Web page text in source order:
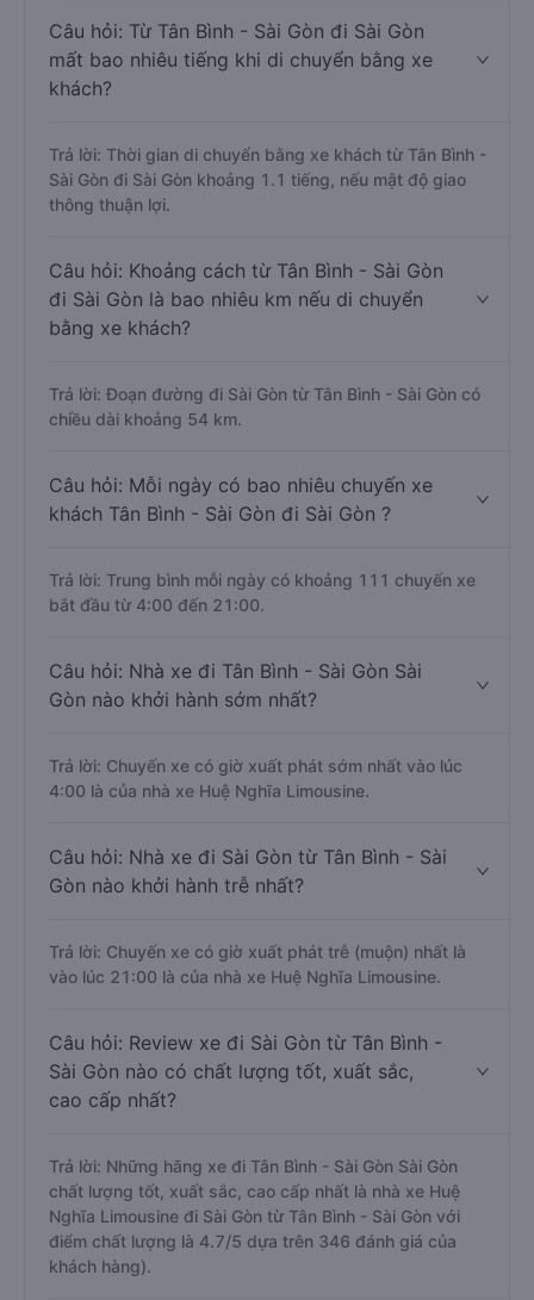
Câu hỏi: Từ Tân Bình - Sài Gòn đi Sài Gòn
mất bao nhiêu tiếng khi di chuyển bằng xe
khách?
Trả lời: Thời gian di chuyển bằng xe khách từ Tân Bình -
Sài Gòn đi Sài Gòn khoảng 1.1 tiếng, nếu mật độ giao
thông thuận lợi.
Câu hỏi: Khoảng cách từ Tân Bình - Sài Gòn
đi Sài Gòn là bao nhiêu km nếu di chuyển
bằng xe khách?
Trả lời: Đoạn đường đi Sài Gòn từ Tân Bình - Sài Gòn có
chiều dài khoảng 54 km.
Câu hỏi: Mỗi ngày có bao nhiêu chuyến xe
khách Tân Bình - Sài Gòn đi Sài Gòn ?
Trả lời: Trung bình mỗi ngày có khoảng 111 chuyến xe
bắt đầu từ 4:00 đến 21:00.
Câu hỏi: Nhà xe đi Tân Bình - Sài Gòn Sài
Gòn nào khởi hành sớm nhất?
Trả lời: Chuyến xe có giờ xuất phát sớm nhất vào lúc
4:00 là của nhà xe Huệ Nghĩa Limousine.
Câu hỏi: Nhà xe đi Sài Gòn từ Tân Bình - Sài
Gòn nào khởi hành trễ nhất?
Trả lời: Chuyến xe có giờ xuất phát trễ (muộn) nhất là
vào lúc 21:00 là của nhà xe Huệ Nghĩa Limousine.
Câu hỏi: Review xe đi Sài Gòn từ Tân Bình -
Sài Gòn nào có chất lượng tốt, xuất sắc,
cao cấp nhất?
Trả lời: Những hãng xe đi Tân Bình - Sài Gòn Sài Gòn
chất lượng tốt, xuất sắc, cao cấp nhất là nhà xe Huệ
Nghĩa Limousine đi Sài Gòn từ Tân Bình - Sài Gòn với
điểm chất lượng là 4.7/5 dựa trên 346 đánh giá của
khách hàng).